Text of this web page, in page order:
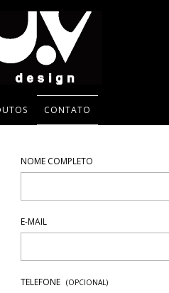
CONTATO
NOME COMPLETO
E-MAIL
TELEFONE (OPCIONAL)